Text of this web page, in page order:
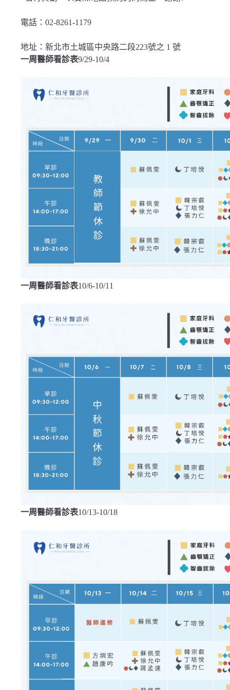
電話：02-8261-1179
地址：新北市土城區中央路二段223號之 1 號
一周醫師看診表9/29-10/4
一周醫師看診表10/6-10/11
一周醫師看診表10/13-10/18